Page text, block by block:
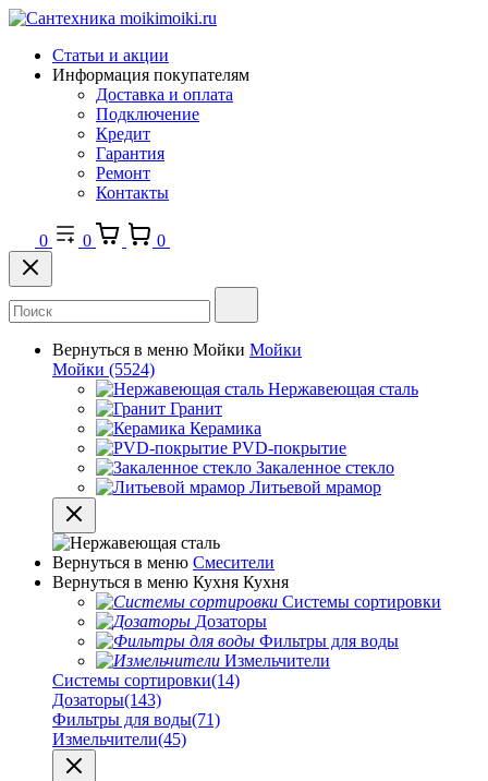
Статьи и акции
Информация покупателям
Доставка и оплата
Подключение
Кредит
Гарантия
Ремонт
Контакты
0 0 0
Вернуться в меню Мойки Мойки
Мойки (5524)
Нержавеющая сталь
Гранит
Керамика
PVD-покрытие
Закаленное стекло
Литьевой мрамор
Вернуться в меню Смесители
Вернуться в меню Кухня Кухня
Системы сортировки
Дозаторы
Фильтры для воды
Измельчители
Системы сортировки(14)
Дозаторы(143)
Фильтры для воды(71)
Измельчители(45)